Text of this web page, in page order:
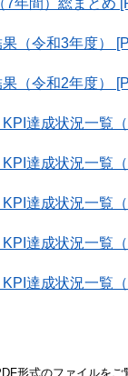
7年間）総まとめ
（令和3年度）
（令和2年度）
達成状況一覧
達成状況一覧
達成状況一覧
達成状況一覧
達成状況一覧
形式のファイルを